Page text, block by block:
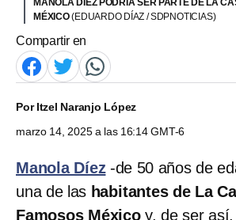
MANOLA DÍEZ PODRÍA SER PARTE DE LA
MÉXICO(EDUARDO DÍAZ / SDPNOTICIAS)
Compartir en
PorItzel Naranjo López
marzo 14, 2025 a las 16:14 GMT-6
Manola Díez -de 50 años de
una de las habitantes de La
Famosos Méxicoy, de ser así,